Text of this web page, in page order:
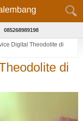
085268989198
Digital Theodolite di
di